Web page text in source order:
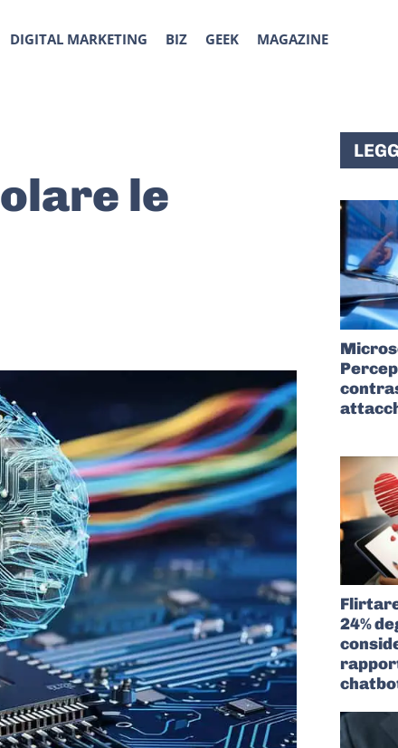
DIGITAL MARKETING BIZ GEEK MAGAZINE
le
24%